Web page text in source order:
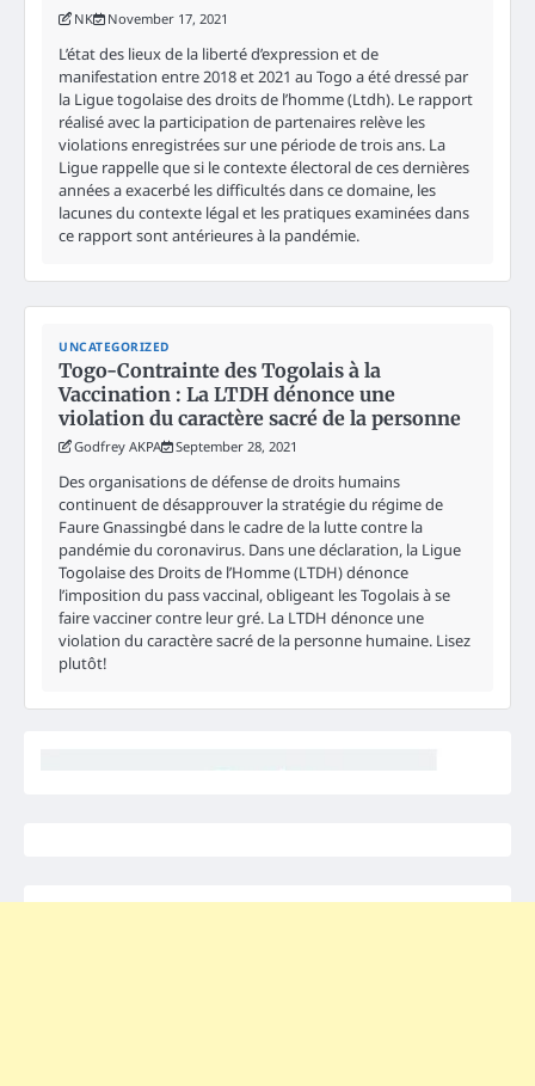
NK November 17, 2021
L’état des lieux de la liberté d’expression et de
manifestation entre 2018 et 2021 au Togo a été dressé par
la Ligue togolaise des droits de l’homme (Ltdh). Le rapport
réalisé avec la participation de partenaires relève les
violations enregistrées sur une période de trois ans. La
Ligue rappelle que si le contexte électoral de ces dernières
années a exacerbé les difficultés dans ce domaine, les
lacunes du contexte légal et les pratiques examinées dans
ce rapport sont antérieures à la pandémie.
UNCATEGORIZED
Togo-Contrainte des Togolais à la
Vaccination : La LTDH dénonce une
violation du caractère sacré de la personne
Godfrey AKPA September 28, 2021
Des organisations de défense de droits humains
continuent de désapprouver la stratégie du régime de
Faure Gnassingbé dans le cadre de la lutte contre la
pandémie du coronavirus. Dans une déclaration, la Ligue
Togolaise des Droits de l’Homme (LTDH) dénonce
l’imposition du pass vaccinal, obligeant les Togolais à se
faire vacciner contre leur gré. La LTDH dénonce une
violation du caractère sacré de la personne humaine. Lisez
plutôt!